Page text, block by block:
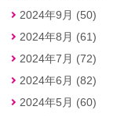
2024年9月 (50)
2024年8月 (61)
2024年7月 (72)
2024年6月 (82)
2024年5月 (60)